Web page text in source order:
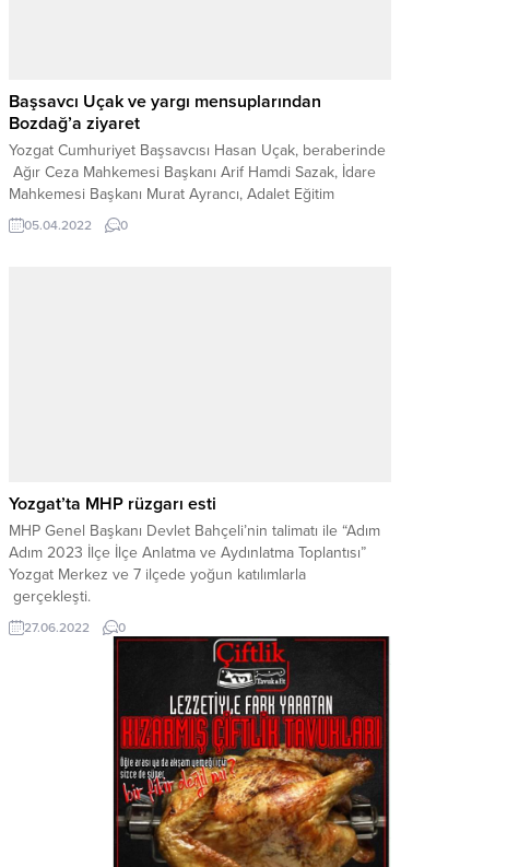
Başsavcı Uçak ve yargı mensuplarından
Bozdağ’a ziyaret
Yozgat Cumhuriyet Başsavcısı Hasan Uçak, beraberinde
Ağır Ceza Mahkemesi Başkanı Arif Hamdi Sazak, İdare
Mahkemesi Başkanı Murat Ayrancı, Adalet Eğitim
Merkezi Başkanı Cumhuriyet Savcısı Mustafa Özden,
Adalet Bakanı hemşehrimiz Bekir Bozdağ’ı ziyaret etti.
05.04.2022 0
Yozgat’ta MHP rüzgarı esti
MHP Genel Başkanı Devlet Bahçeli’nin talimatı ile “Adım
Adım 2023 İlçe İlçe Anlatma ve Aydınlatma Toplantısı”
Yozgat Merkez ve 7 ilçede yoğun katılımlarla
gerçekleşti.
27.06.2022 0